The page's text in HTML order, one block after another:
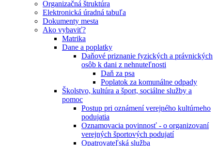
Organizačná štruktúra
Elektronická úradná tabuľa
Dokumenty mesta
Ako vybaviť?
Matrika
Dane a poplatky
Daňové priznanie fyzických a právnických
osôb k dani z nehnuteľnosti
Daň za psa
Poplatok za komunálne odpady
Školstvo, kultúra a šport, sociálne služby a
pomoc
Postup pri oznámení verejného kultúrneho
podujatia
Oznamovacia povinnosť - o organizovaní
verejných športových podujatí
Opatrovateľská služba